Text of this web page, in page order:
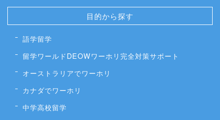
目的から探す
語学留学
留学ワールドDEOWワーホリ完全対策サポート
オーストラリアでワーホリ
カナダでワーホリ
中学高校留学